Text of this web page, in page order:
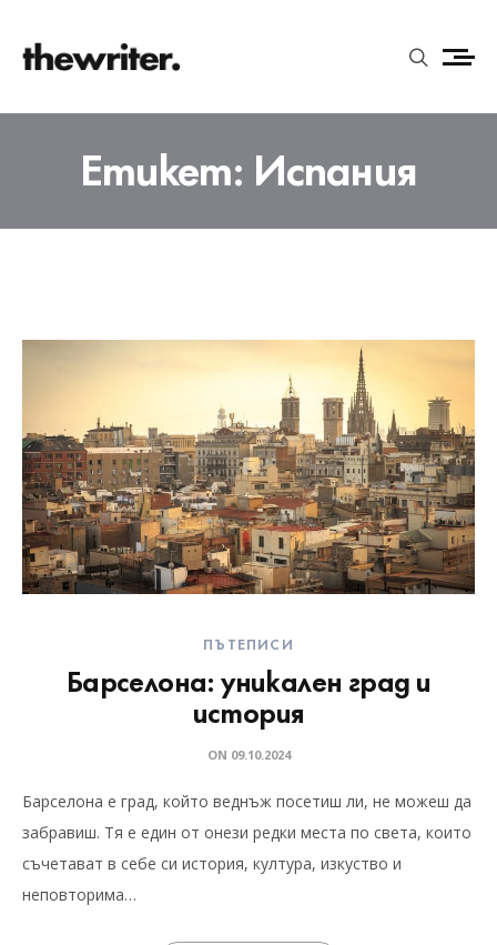
Етикет: Испания
ПЪТЕПИСИ
Барселона: уникален град и
история
ON 09.10.2024
Барселона е град, който веднъж посетиш ли, не можеш да
забравиш. Тя е един от онези редки места по света, които
съчетават в себе си история, култура, изкуство и
неповторима…